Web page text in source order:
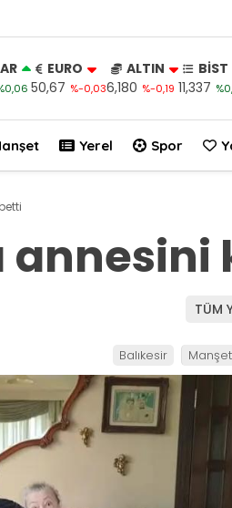
EURO
50,67 %-0,03
ALTIN
6,180 %-0,19
BİST
11,337
Yerel Spor
TÜM
Balıkesir Manşet